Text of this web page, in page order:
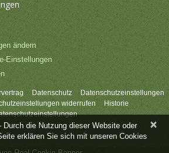
ändern
Einstellungen
Datenschutz
Datenschutzeinstellungen
widerrufen
Historie
×
Durch die Nutzung dieser Website oder
erklären Sie sich mit unseren Cookies